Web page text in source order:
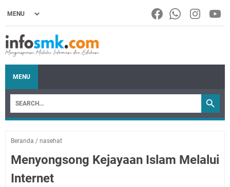
MENU
Beranda / nasehat
Menyongsong Kejayaan Islam Melalui
Internet